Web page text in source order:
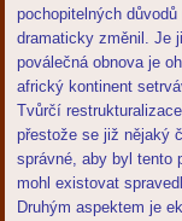
pochopitelných
dramaticky změnil. Je
poválečná obnova je
africký kontinent
Tvůrčí
přestože se již nějaký
správné, aby byl tento
mohl existovat
Druhým aspektem je